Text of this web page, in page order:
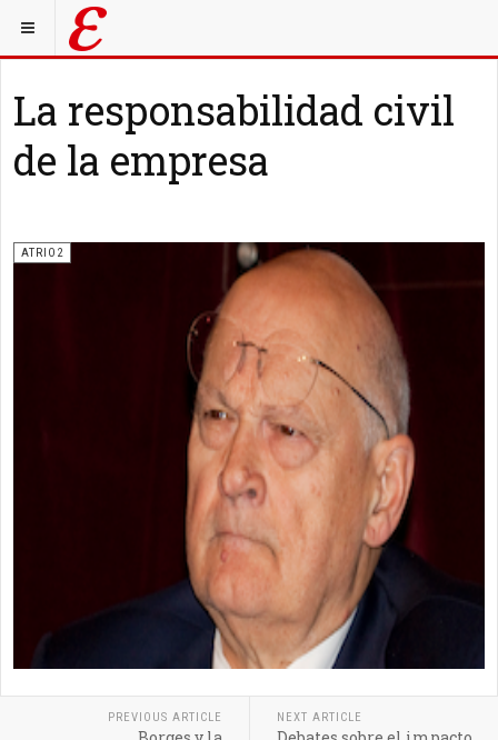
La responsabilidad civil
de la empresa
ATRIO2
PREVIOUS ARTICLE NEXT ARTICLE